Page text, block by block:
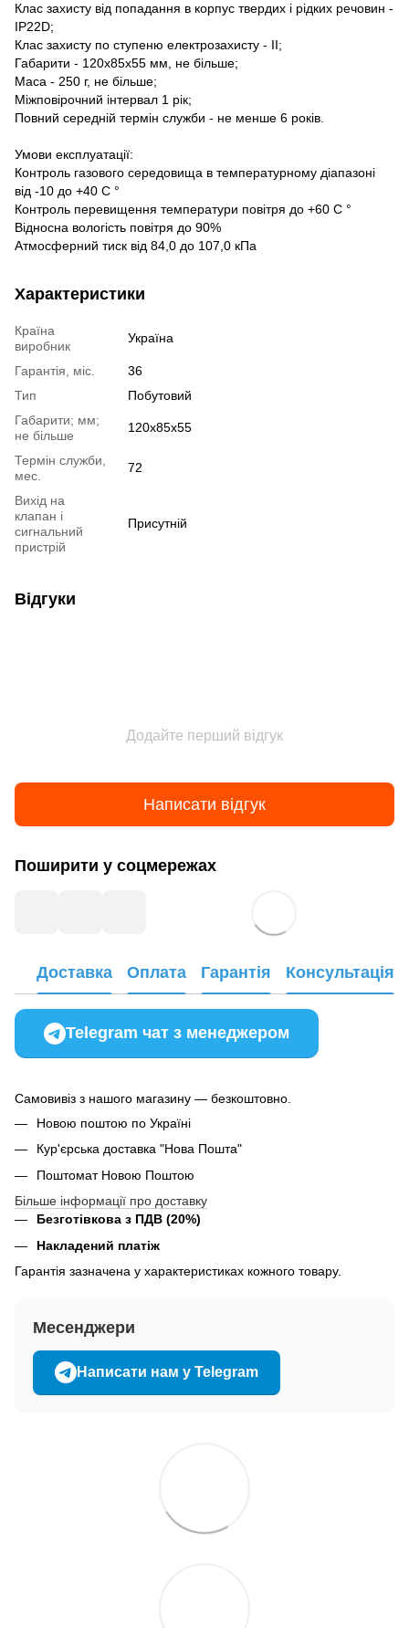
Клас захисту від попадання в корпус твердих і рідких речовин -
IP22D;
Клас захисту по ступеню електрозахисту - II;
Габарити - 120х85х55 мм, не більше;
Маса - 250 г, не більше;
Міжповірочний інтервал 1 рік;
Повний середній термін служби - не менше 6 років.
Умови експлуатації:
Контроль газового середовища в температурному діапазоні
від -10 до +40 С °
Контроль перевищення температури повітря до +60 С °
Відносна вологість повітря до 90%
Атмосферний тиск від 84,0 до 107,0 кПа
Характеристики
Країна
виробник
Україна
Гарантія, міс.
36
Тип
Побутовий
Габарити; мм;
не більше
120х85х55
Термін служби,
мес.
72
Вихід на
клапан і
сигнальний
пристрій
Присутній
Відгуки
Додайте перший відгук
Написати відгук
Поширити у соцмережах
Доставка Оплата Гарантія Консультація
Telegram чат з менеджером
Самовивіз з нашого магазину — безкоштовно.
Новою поштою по Україні
Кур'єрська доставка "Нова Пошта"
Поштомат Новою Поштою
Більше інформації про доставку
Безготівкова з ПДВ (20%)
Накладений платіж
Гарантія зазначена у характеристиках кожного товару.
Месенджери
Написати нам у Telegram